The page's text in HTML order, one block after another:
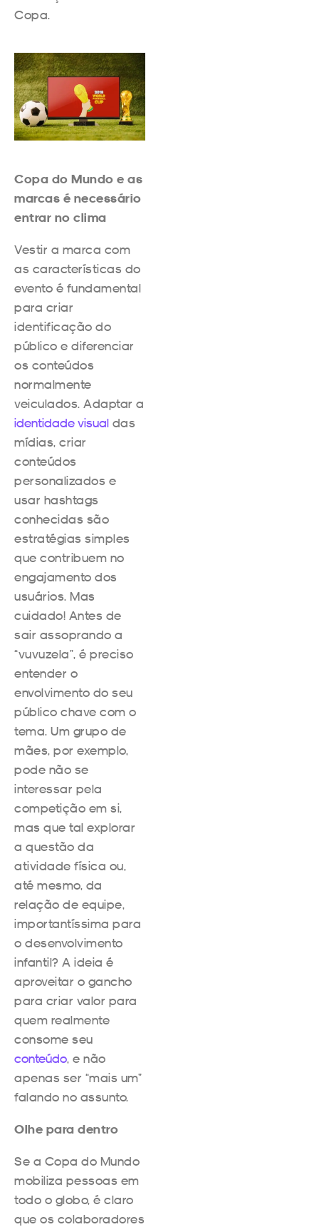
Copa.
Copa do Mundo e as
marcas é necessário
entrar no clima
Vestir a marca com
as características do
evento é fundamental
para criar
identificação do
público e diferenciar
os conteúdos
normalmente
veiculados. Adaptar a
identidade visual das
mídias, criar
conteúdos
personalizados e
usar hashtags
conhecidas são
estratégias simples
que contribuem no
engajamento dos
usuários. Mas
cuidado! Antes de
sair assoprando a
“vuvuzela”, é preciso
entender o
envolvimento do seu
público chave com o
tema. Um grupo de
mães, por exemplo,
pode não se
interessar pela
competição em si,
mas que tal explorar
a questão da
atividade física ou,
até mesmo, da
relação de equipe,
importantíssima para
o desenvolvimento
infantil? A ideia é
aproveitar o gancho
para criar valor para
quem realmente
consome seu
conteúdo, e não
apenas ser “mais um”
falando no assunto.
Olhe para dentro
Se a Copa do Mundo
mobiliza pessoas em
todo o globo, é claro
que os colaboradores